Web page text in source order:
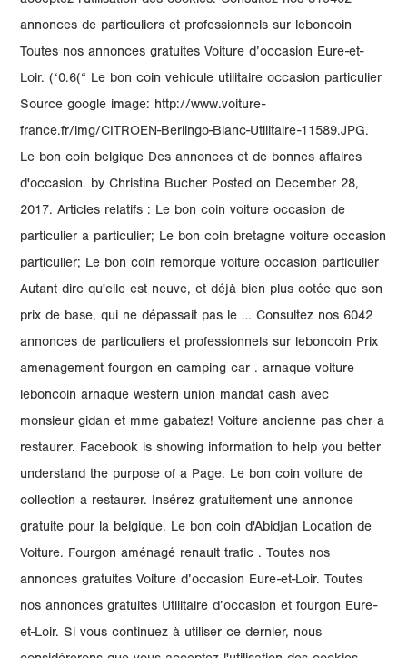
annonces de particuliers et professionnels sur leboncoin
Toutes nos annonces gratuites Voiture d’occasion Eure-et-
Loir. (‘0.6(“ Le bon coin vehicule utilitaire occasion particulier
Source google image: http://www.voiture-
france.fr/img/CITROEN-Berlingo-Blanc-Utilitaire-11589.JPG.
Le bon coin belgique Des annonces et de bonnes affaires
d'occasion. by Christina Bucher Posted on December 28,
2017. Articles relatifs : Le bon coin voiture occasion de
particulier a particulier; Le bon coin bretagne voiture occasion
particulier; Le bon coin remorque voiture occasion particulier
Autant dire qu'elle est neuve, et déjà bien plus cotée que son
prix de base, qui ne dépassait pas le … Consultez nos 6042
annonces de particuliers et professionnels sur leboncoin Prix
amenagement fourgon en camping car . arnaque voiture
leboncoin arnaque western union mandat cash avec
monsieur gidan et mme gabatez! Voiture ancienne pas cher a
restaurer. Facebook is showing information to help you better
understand the purpose of a Page. Le bon coin voiture de
collection a restaurer. Insérez gratuitement une annonce
gratuite pour la belgique. Le bon coin d'Abidjan Location de
Voiture. Fourgon aménagé renault trafic . Toutes nos
annonces gratuites Voiture d’occasion Eure-et-Loir. Toutes
nos annonces gratuites Utilitaire d’occasion et fourgon Eure-
et-Loir. Si vous continuez à utiliser ce dernier, nous